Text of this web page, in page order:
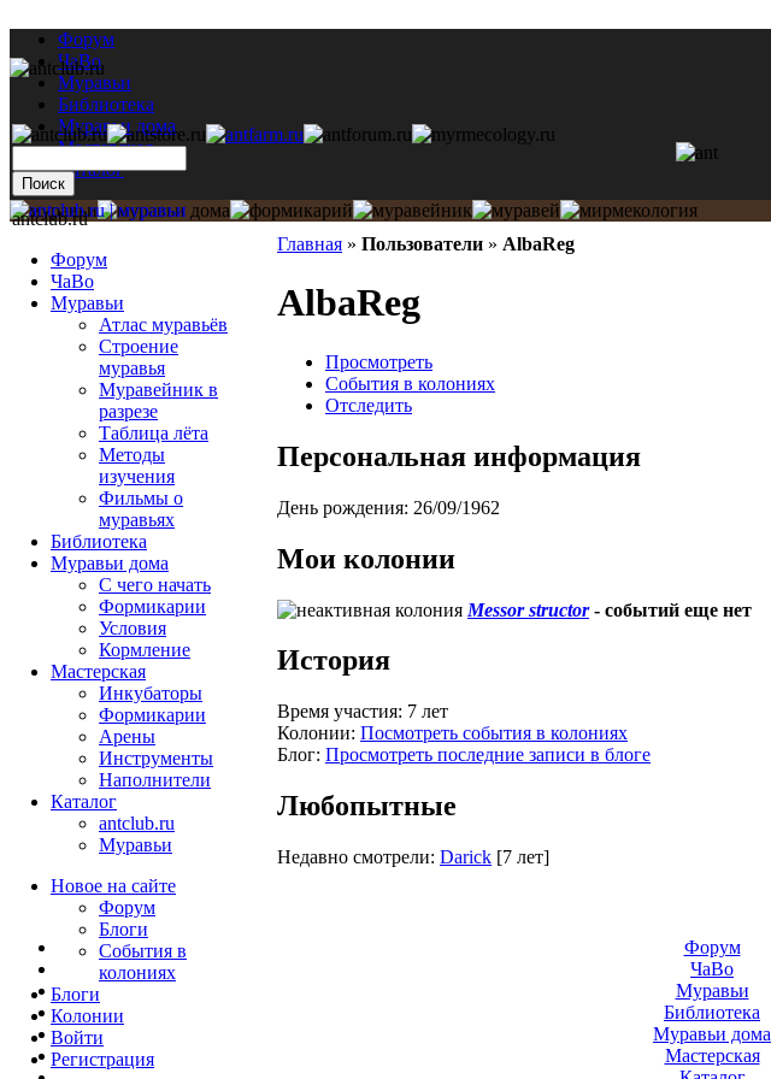
Форум
ЧаВо
Муравьи
Библиотека
Муравьи дома
Мастерская
Каталог
Главная » Пользователи » AlbaReg
AlbaReg
Просмотреть
События в колониях
Отследить
Персональная информация
День рождения: 26/09/1962
Мои колонии
Messor structor- событий еще нет
История
Время участия: 7 лет
Колонии: Посмотреть события в колониях
Блог: Просмотреть последние записи в блоге
Любопытные
Недавно смотрели: Darick [7 лет]
antclub.ru
Форум
ЧаВо
Муравьи
Атлас муравьёв
Строение
муравья
Муравейник в
разрезе
Таблица лёта
Методы
изучения
Фильмы о
муравьях
Библиотека
Муравьи дома
С чего начать
Формикарии
Условия
Кормление
Мастерская
Инкубаторы
Формикарии
Арены
Инструменты
Наполнители
Каталог
antclub.ru
Муравьи
Новое на сайте
Форум
Блоги
События в
колониях
Блоги
Колонии
Войти
Peгиcтpaция
Форум
ЧаВо
Муравьи
Библиотека
Муравьи дома
Мастерская